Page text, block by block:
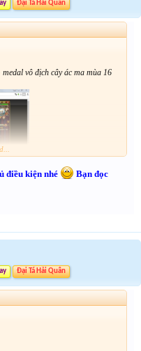
Đại Tá Hải Quân
vô địch cây ác ma mùa 16
điều kiện nhé
Bạn đọc
Đại Tá Hải Quân